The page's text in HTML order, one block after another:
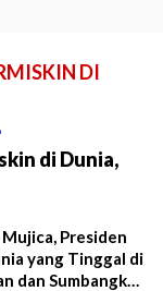
DI
di Dunia,
Presiden
yang Tinggal di
dan Sumbangkan